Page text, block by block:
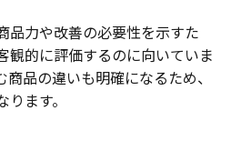
品力や改善の必要性を示すた
観的に評価するのに向いていま
品の違いも明確になるため、
ます。